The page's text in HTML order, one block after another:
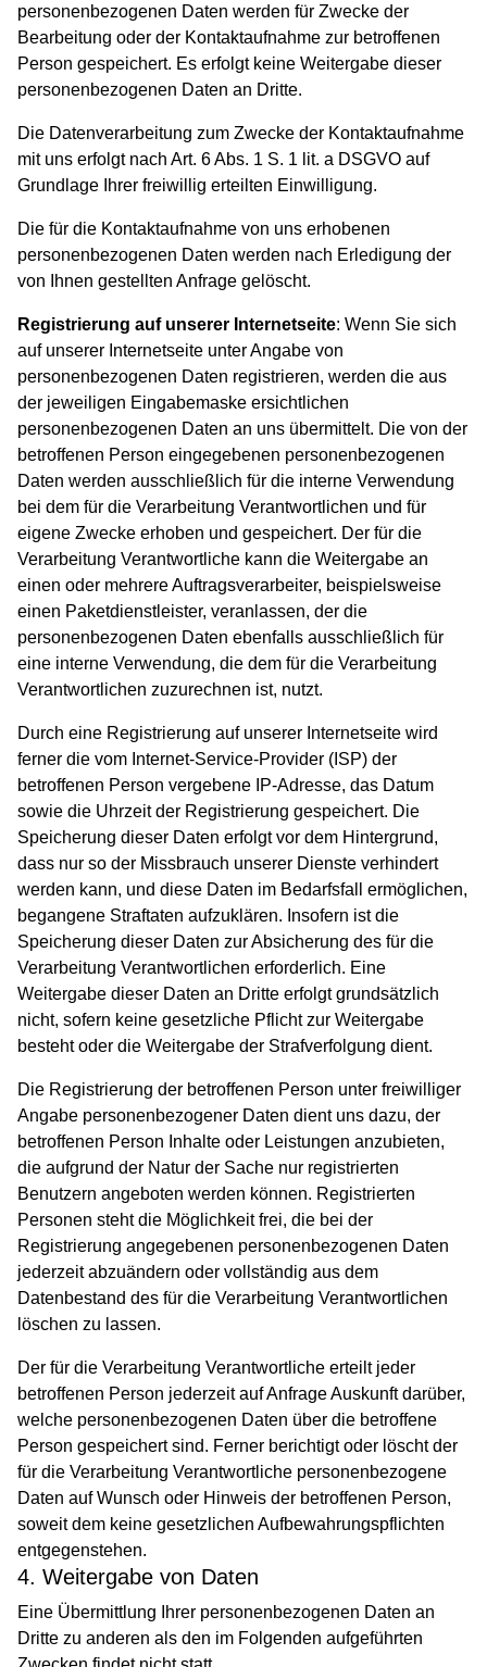
personenbezogenen Daten werden für Zwecke der
Bearbeitung oder der Kontaktaufnahme zur betroffenen
Person gespeichert. Es erfolgt keine Weitergabe dieser
personenbezogenen Daten an Dritte.
Die Datenverarbeitung zum Zwecke der Kontaktaufnahme
mit uns erfolgt nach Art. 6 Abs. 1 S. 1 lit. a DSGVO auf
Grundlage Ihrer freiwillig erteilten Einwilligung.
Die für die Kontaktaufnahme von uns erhobenen
personenbezogenen Daten werden nach Erledigung der
von Ihnen gestellten Anfrage gelöscht.
Registrierung auf unserer Internetseite: Wenn Sie sich
auf unserer Internetseite unter Angabe von
personenbezogenen Daten registrieren, werden die aus
der jeweiligen Eingabemaske ersichtlichen
personenbezogenen Daten an uns übermittelt. Die von der
betroffenen Person eingegebenen personenbezogenen
Daten werden ausschließlich für die interne Verwendung
bei dem für die Verarbeitung Verantwortlichen und für
eigene Zwecke erhoben und gespeichert. Der für die
Verarbeitung Verantwortliche kann die Weitergabe an
einen oder mehrere Auftragsverarbeiter, beispielsweise
einen Paketdienstleister, veranlassen, der die
personenbezogenen Daten ebenfalls ausschließlich für
eine interne Verwendung, die dem für die Verarbeitung
Verantwortlichen zuzurechnen ist, nutzt.
Durch eine Registrierung auf unserer Internetseite wird
ferner die vom Internet-Service-Provider (ISP) der
betroffenen Person vergebene IP-Adresse, das Datum
sowie die Uhrzeit der Registrierung gespeichert. Die
Speicherung dieser Daten erfolgt vor dem Hintergrund,
dass nur so der Missbrauch unserer Dienste verhindert
werden kann, und diese Daten im Bedarfsfall ermöglichen,
begangene Straftaten aufzuklären. Insofern ist die
Speicherung dieser Daten zur Absicherung des für die
Verarbeitung Verantwortlichen erforderlich. Eine
Weitergabe dieser Daten an Dritte erfolgt grundsätzlich
nicht, sofern keine gesetzliche Pflicht zur Weitergabe
besteht oder die Weitergabe der Strafverfolgung dient.
Die Registrierung der betroffenen Person unter freiwilliger
Angabe personenbezogener Daten dient uns dazu, der
betroffenen Person Inhalte oder Leistungen anzubieten,
die aufgrund der Natur der Sache nur registrierten
Benutzern angeboten werden können. Registrierten
Personen steht die Möglichkeit frei, die bei der
Registrierung angegebenen personenbezogenen Daten
jederzeit abzuändern oder vollständig aus dem
Datenbestand des für die Verarbeitung Verantwortlichen
löschen zu lassen.
Der für die Verarbeitung Verantwortliche erteilt jeder
betroffenen Person jederzeit auf Anfrage Auskunft darüber,
welche personenbezogenen Daten über die betroffene
Person gespeichert sind. Ferner berichtigt oder löscht der
für die Verarbeitung Verantwortliche personenbezogene
Daten auf Wunsch oder Hinweis der betroffenen Person,
soweit dem keine gesetzlichen Aufbewahrungspflichten
entgegenstehen.
4. Weitergabe von Daten
Eine Übermittlung Ihrer personenbezogenen Daten an
Dritte zu anderen als den im Folgenden aufgeführten